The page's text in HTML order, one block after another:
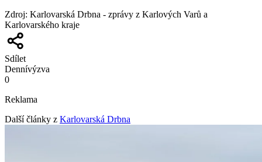
Zdroj: Karlovarská Drbna - zprávy z Karlových Varů a
Karlovarského kraje
Sdílet
Dennívýzva
0
Reklama
Další články z Karlovarská Drbna